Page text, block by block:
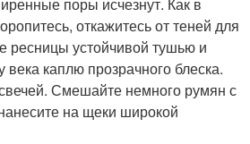
откажитесь от теней для
ресницы устойчивой тушью и
века каплю прозрачного блеска.
Смешайте немного румян с
на щеки широкой